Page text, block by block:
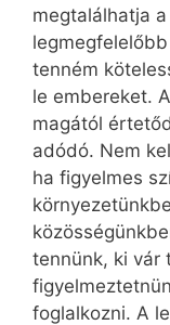
megtalálhatja
tenném
le embereket.
magától
adódó. Nem
ha figyelmes
tennünk, ki vár
foglalkozni. A